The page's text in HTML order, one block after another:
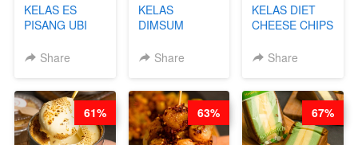
KELAS ES
PISANG UBI
CHEF DITA
Share
KELAS
DIMSUM
- VIRAL
STEPHANIE
Share
KELAS DIET
CHEESE CHIPS
PROTEIN
Share
61% 63% 67%